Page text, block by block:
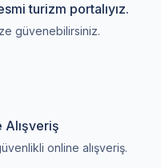
turizm portalıyız.
güvenebilirsiniz.
Alışveriş
online alışveriş.